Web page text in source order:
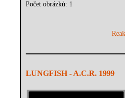
Počet obrázků: 1
LUNGFISH - A.C.R. 1999